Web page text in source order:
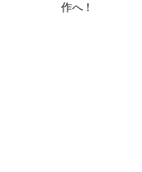
作へ！